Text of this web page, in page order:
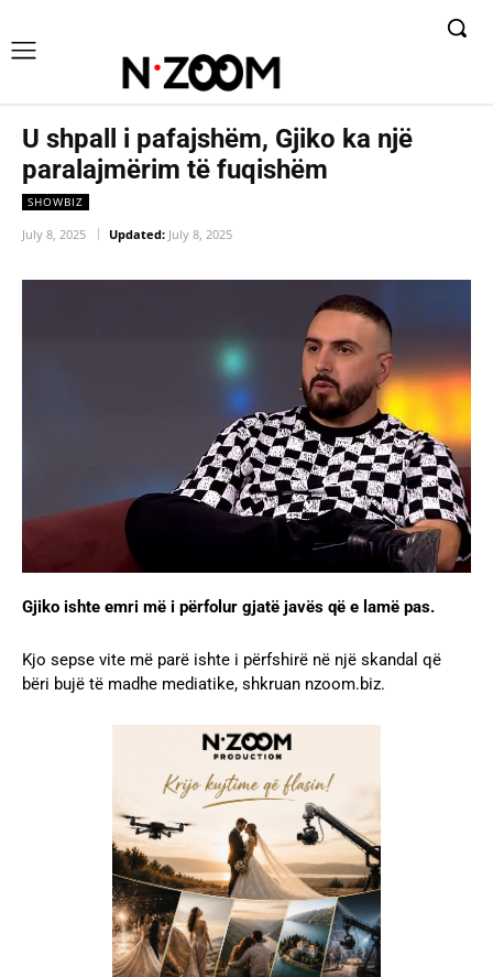
U shpall i pafajshëm, Gjiko ka një
paralajmërim të fuqishëm
SHOWBIZ
July 8, 2025 Updated: July 8, 2025
Gjiko ishte emri më i përfolur gjatë javës që e lamë pas.
Kjo sepse vite më parë ishte i përfshirë në një skandal që
bëri bujë të madhe mediatike, shkruan nzoom.biz.